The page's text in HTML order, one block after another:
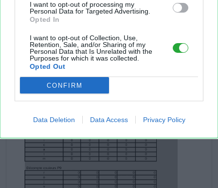
I want to opt-out of processing my
Personal Data for Targeted Advertising.
Opted In
I want to opt-out of Collection, Use,
Retention, Sale, and/or Sharing of my
Personal Data that Is Unrelated with the
Purposes for which it was collected.
Opted Out
CONFIRM
Data Deletion Data Access Privacy Policy